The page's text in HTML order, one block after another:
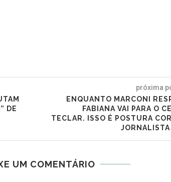
DE
próxima
ENQUANTO MARCONI
FABIANA VAI PARA O
TECLAR. ISSO É POSTURA
UM COMENTÁRIO